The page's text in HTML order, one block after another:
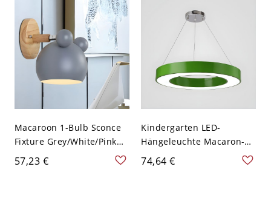
Macaroon 1-Bulb Sconce
Fixture Grey/White/Pink
Mouse Head Wall Mount
Light with Metal Shade for
57,23 €
Kindergarten LED-
Hängeleuchte Macaron-
Stil Runde Pendelleuchte
mit Acrylschirm - 110V-
74,64 €